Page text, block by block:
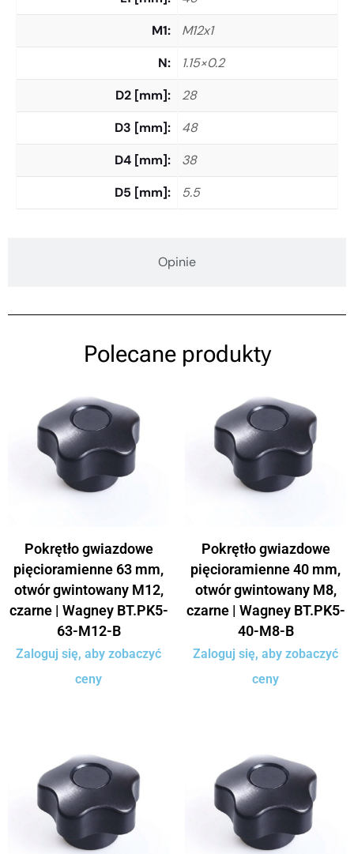
Opinie
M1
M12x1
N
1.15×0.2
D2 [mm]
28
D3 [mm]
48
D4 [mm]
38
D5 [mm]
5.5
Polecane produkty
Pokrętło gwiazdowe
pięcioramienne 63 mm,
otwór gwintowany M12,
czarne | Wagney BT.PK5-
63-M12-B
Zaloguj się, aby zobaczyć
ceny
Pokrętło gwiazdowe
pięcioramienne 40 mm,
otwór gwintowany M8,
czarne | Wagney BT.PK5-
40-M8-B
Zaloguj się, aby zobaczyć
ceny